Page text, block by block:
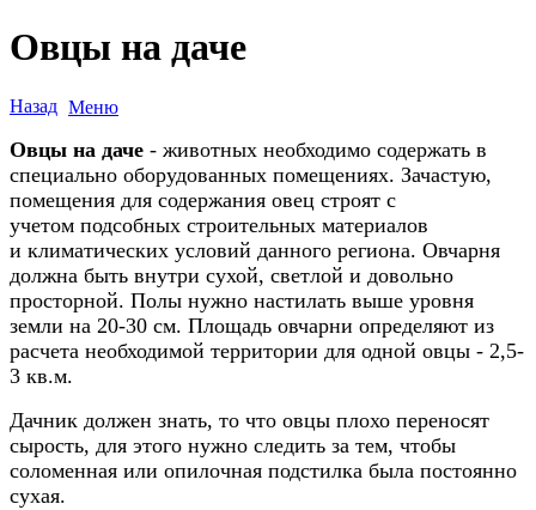
Овцы на даче
Назад Меню
Овцы на даче - животных необходимо содержать в
специально оборудованных помещениях. Зачастую,
помещения для содержания овец строят с
учетом подсобных строительных материалов
и климатических условий данного региона. Овчарня
должна быть внутри сухой, светлой и довольно
просторной. Полы нужно настилать выше уровня
земли на 20-30 см. Площадь овчарни определяют из
расчета необходимой территории для одной овцы - 2,5-
3 кв.м.
Дачник должен знать, то что овцы плохо переносят
сырость, для этого нужно следить за тем, чтобы
соломенная или опилочная подстилка была постоянно
сухая.